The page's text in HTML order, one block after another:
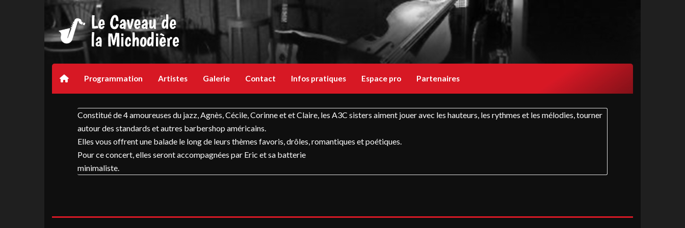
Programmation Artistes Galerie Contact Infos pratiques Espace pro Partenaires
Constitué de 4 amoureuses du jazz, Agnès, Cécile, Corinne et et Claire, les A3C sisters aiment jouer avec les hauteurs, les rythmes et les mélodies, tourner
autour des standards et autres barbershop américains.
Elles vous offrent une balade le long de leurs thèmes favoris, drôles, romantiques et poétiques.
Pour ce concert, elles seront accompagnées par Eric et sa batterie
minimaliste.